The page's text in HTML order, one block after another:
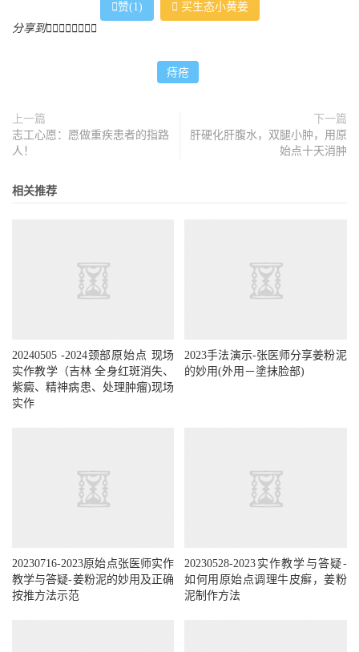
赞(1)  买生态小黄姜
分享到       
痔疮
上一篇
志工心愿：愿做重疾患者的指路
人！
下一篇
肝硬化肝腹水，双腿小肿，用原
始点十天消肿
相关推荐
20240505 -2024颈部原始点 现场
实作教学（吉林 全身红斑消失、
紫癜、精神病患、处理肿瘤)现场
实作
2023手法演示-张医师分享姜粉泥
的妙用(外用－塗抹脸部)
20230716-2023原始点张医师实作
教学与答疑-姜粉泥的妙用及正确
按推方法示范
20230528-2023实作教学与答疑-
如何用原始点调理牛皮癣，姜粉
泥制作方法